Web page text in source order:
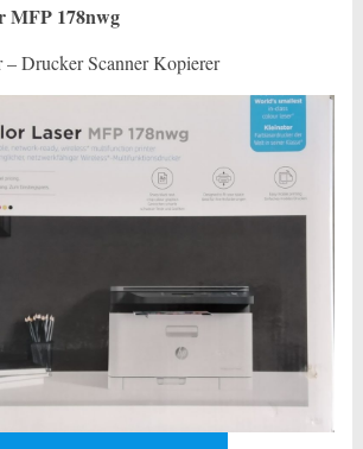
MFP 178nwg
– Drucker Scanner Kopierer